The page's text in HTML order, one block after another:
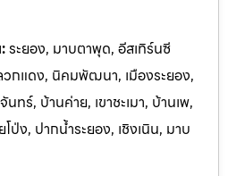
ระยอง, มาบตาพุด, อีสเทิร์นซี
กแดง, นิคมพัฒนา, เมืองระยอง,
นทร์, บ้านค่าย, เขาชะเมา, บ้านเพ,
ป่ง, ปากน้ำระยอง, เชิงเนิน, มาบ